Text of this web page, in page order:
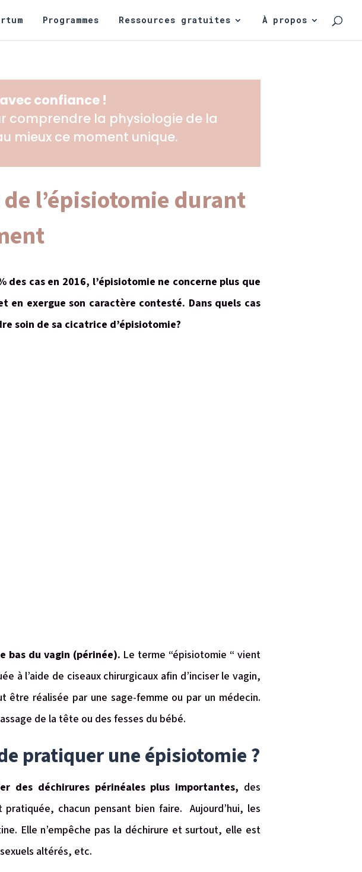
Programmes Ressources gratuites À propos
confiance !
comprendre la physiologie de la
mieux ce moment unique.
de l’épisiotomie durant
cas en 2016, l’épisiotomie ne concerne plus que
en exergue son caractère contesté. Dans quels cas
soin de sa cicatrice d’épisiotomie?
bas du vagin (périnée). Le terme “épisiotomie “ vient
à l’aide de ciseaux chirurgicaux afin d’inciser le vagin,
être réalisée par une sage-femme ou par un médecin.
de la tête ou des fesses du bébé.
pratiquer une épisiotomie ?
des déchirures périnéales plus importantes, des
chacun pensant bien faire. Aujourd’hui, les
Elle n’empêche pas la déchirure et surtout, elle est
altérés, etc.